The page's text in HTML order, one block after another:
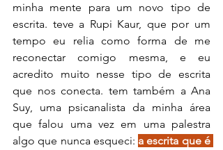
minha mente para um novo tipo de
escrita. teve a Rupi Kaur, que por um
tempo eu relia como forma de me
reconectar comigo mesma, e eu
acredito muito nesse tipo de escrita
que nos conecta. tem também a Ana
Suy, uma psicanalista da minha área
que falou uma vez em uma palestra
algo que nunca esqueci: a escrita que é